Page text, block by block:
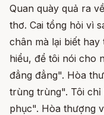
Quan quày quả ra
thơ. Cai tổng hỏi vì
chân mà lại biết
hiểu, để tôi nói cho
đẳng đẳng". Hòa
trùng trùng". Tôi
phục". Hòa thượng